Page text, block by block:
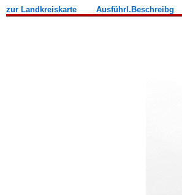
zur Landkreiskarte Ausführl.Beschreibg